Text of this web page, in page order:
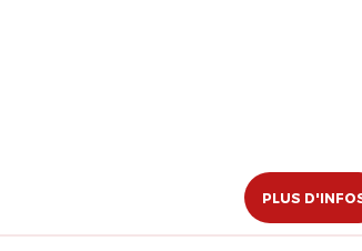
PLUS